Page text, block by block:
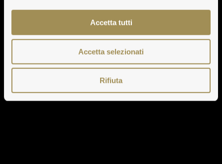
Accetta tutti
Accetta selezionati
Rifiuta